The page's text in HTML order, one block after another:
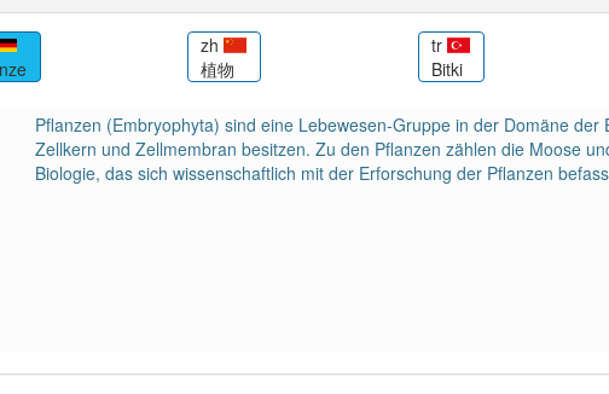
Pflanzen (Embryophyta) sind eine Lebewesen-Gruppe in der Domäne
Zellkern und Zellmembran besitzen. Zu den Pflanzen zählen die Moose
Biologie, das sich wissenschaftlich mit der Erforschung der Pflanzen